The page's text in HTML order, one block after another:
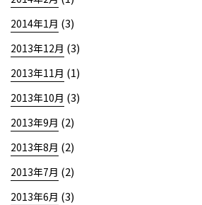
2014年1月 (3)
2013年12月 (3)
2013年11月 (1)
2013年10月 (3)
2013年9月 (2)
2013年8月 (2)
2013年7月 (2)
2013年6月 (3)